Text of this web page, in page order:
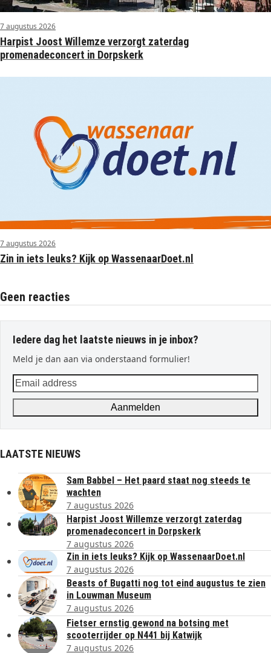
7 augustus 2026
Harpist Joost Willemze verzorgt zaterdag
promenadeconcert in Dorpskerk
7 augustus 2026
Zin in iets leuks? Kijk op WassenaarDoet.nl
Geen reacties
Iedere dag het laatste nieuws in je inbox?
Meld je dan aan via onderstaand formulier!
Email
address
Aanmelden
LAATSTE NIEUWS
Sam Babbel – Het paard staat nog steeds te
wachten
7 augustus 2026
Harpist Joost Willemze verzorgt zaterdag
promenadeconcert in Dorpskerk
7 augustus 2026
Zin in iets leuks? Kijk op WassenaarDoet.nl
7 augustus 2026
Beasts of Bugatti nog tot eind augustus te zien
in Louwman Museum
7 augustus 2026
Fietser ernstig gewond na botsing met
scooterrijder op N441 bij Katwijk
7 augustus 2026